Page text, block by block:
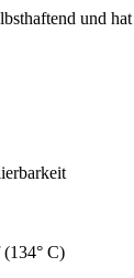
und hat
(134° C)